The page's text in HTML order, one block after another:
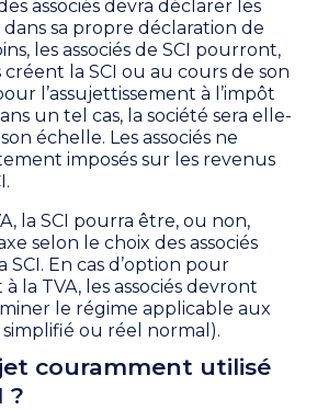
associés devra déclarer les
dans sa propre déclaration de
les associés de SCI pourront,
la SCI ou au cours de son
l’assujettissement à l’impôt
un tel cas, la société sera elle-
échelle. Les associés ne
imposés sur les revenus
la SCI pourra être, ou non,
selon le choix des associés
SCI. En cas d’option pour
à la TVA, les associés devront
le régime applicable aux
ou réel normal).
couramment utilisé
?